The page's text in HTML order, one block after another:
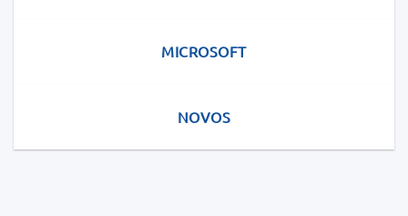
MICROSOFT
NOVOS